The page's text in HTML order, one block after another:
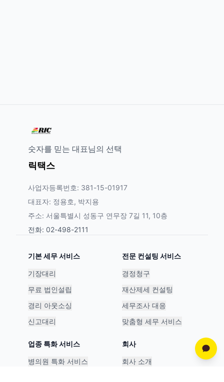
숫자를 믿는 대표님의 선택
릭택스
사업자등록번호: 381-15-01917
대표자: 정용호, 박지용
주소: 서울특별시 성동구 연무장 7길 11, 10층
전화: 02-498-2111
기본 세무 서비스
기장대리
무료 법인설립
경리 아웃소싱
신고대리
전문 컨설팅 서비스
경정청구
재산제세 컨설팅
세무조사 대응
맞춤형 세무 서비스
업종 특화 서비스
병의원 특화 서비스
회사
회사 소개